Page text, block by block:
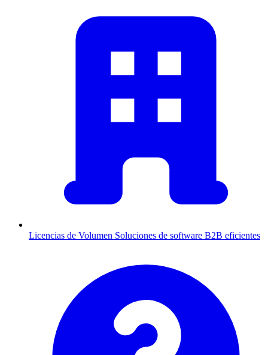
Licencias de Volumen Soluciones de software B2B eficientes